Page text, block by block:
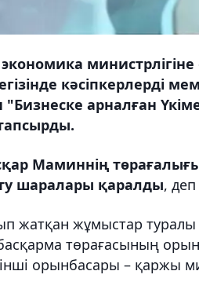
кәсіпкерлерді
"Бизнеске арналған
Маминнің
шаралары қаралды,
жатқан жұмыстар
төрағасының
орынбасары – қаржы